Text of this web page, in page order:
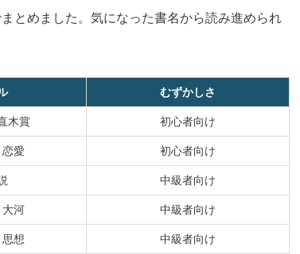
とめました。気になった書名から読み進められ
むずかしさ
木賞 初心者向け
愛 初心者向け
中級者向け
河 中級者向け
想 中級者向け